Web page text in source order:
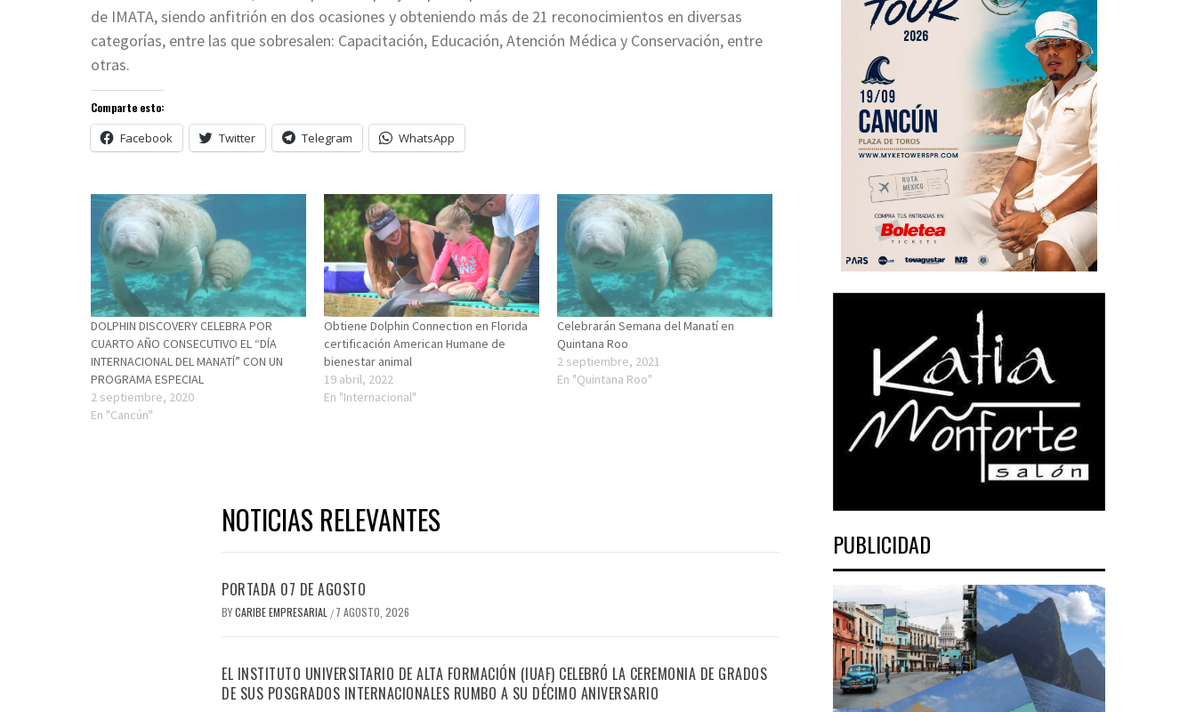
de IMATA, siendo anfitrión en dos ocasiones y obteniendo más de 21 reconocimientos en diversas
categorías, entre las que sobresalen: Capacitación, Educación, Atención Médica y Conservación, entre
otras.
Comparte esto:
Facebook Twitter Telegram WhatsApp
DOLPHIN DISCOVERY CELEBRA POR
CUARTO AÑO CONSECUTIVO EL “DÍA
INTERNACIONAL DEL MANATÍ” CON UN
PROGRAMA ESPECIAL
2 septiembre, 2020
En "Cancún"
Obtiene Dolphin Connection en Florida
certificación American Humane de
bienestar animal
19 abril, 2022
En "Internacional"
Celebrarán Semana del Manatí en
Quintana Roo
2 septiembre, 2021
En "Quintana Roo"
NOTICIAS RELEVANTES
PORTADA 07 DE AGOSTO
BYCARIBE EMPRESARIAL / 7 AGOSTO, 2026
EL INSTITUTO UNIVERSITARIO DE ALTA FORMACIÓN (IUAF) CELEBRÓ LA CEREMONIA DE GRADOS
DE SUS POSGRADOS INTERNACIONALES RUMBO A SU DÉCIMO ANIVERSARIO
PUBLICIDAD